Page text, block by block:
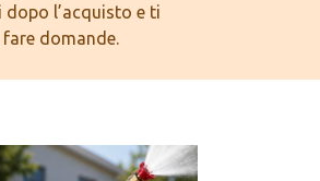
l’acquisto e ti
domande.